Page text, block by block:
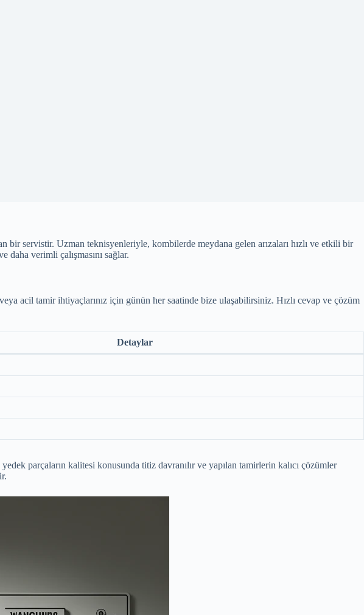
servistir. Uzman teknisyenleriyle, kombilerde meydana gelen arızaları hızlı ve etkili bir
verimli çalışmasını sağlar.
acil tamir ihtiyaçlarınız için günün her saatinde bize ulaşabilirsiniz. Hızlı cevap ve çözüm
Detaylar
parçaların kalitesi konusunda titiz davranılır ve yapılan tamirlerin kalıcı çözümler